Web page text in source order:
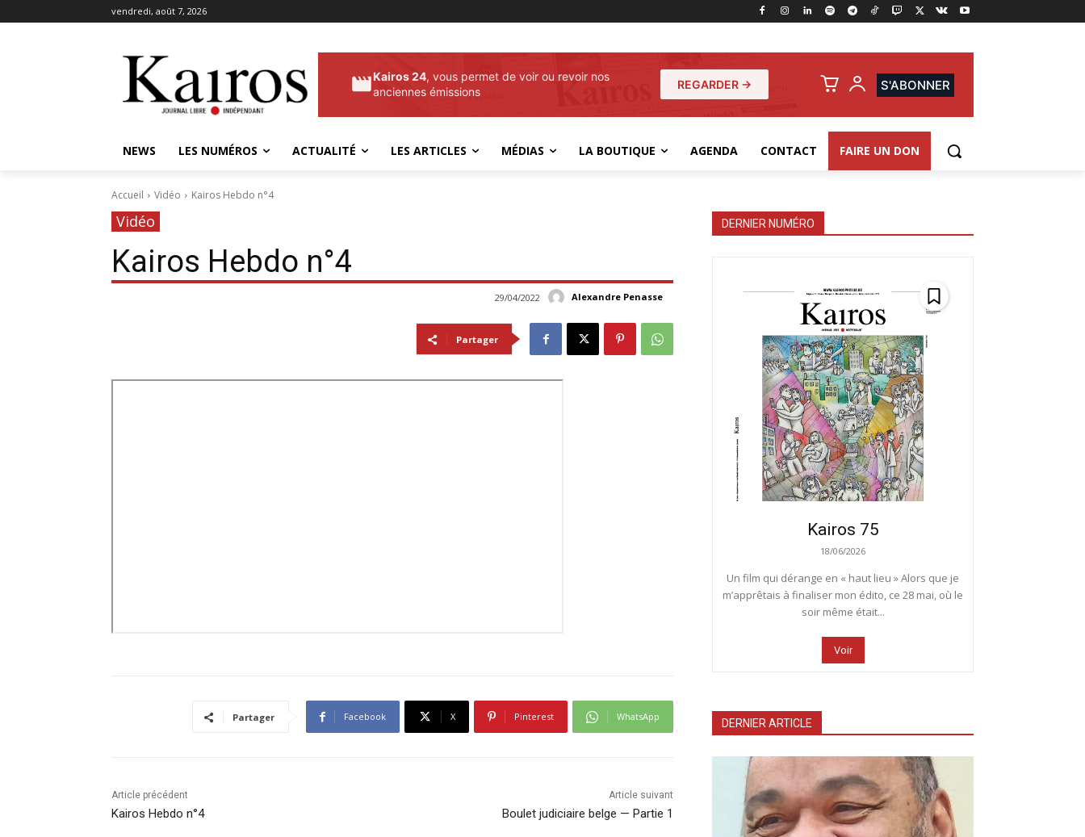
vendredi, août 7, 2026
Kairos 24, vous permet de voir ou revoir nos
anciennes émissions
REGARDER → S'ABONNER
NEWS LES NUMÉROS ACTUALITÉ LES ARTICLES MÉDIAS LA BOUTIQUE AGENDA CONTACT FAIRE UN DON
Accueil Vidéo Kairos Hebdo n°4
Vidéo
Kairos Hebdo n°4
Alexandre Penasse
29/04/2022
Partager
Partager Facebook X Pinterest WhatsApp
Article précédent
Kairos Hebdo n°4
Article suivant
Boulet judiciaire belge — Partie 1
DERNIER NUMÉRO
Kairos 75
18/06/2026
Un film qui dérange en « haut lieu » Alors que je
m’apprêtais à finaliser mon édito, ce 28 mai, où le
soir même était...
Voir
DERNIER ARTICLE